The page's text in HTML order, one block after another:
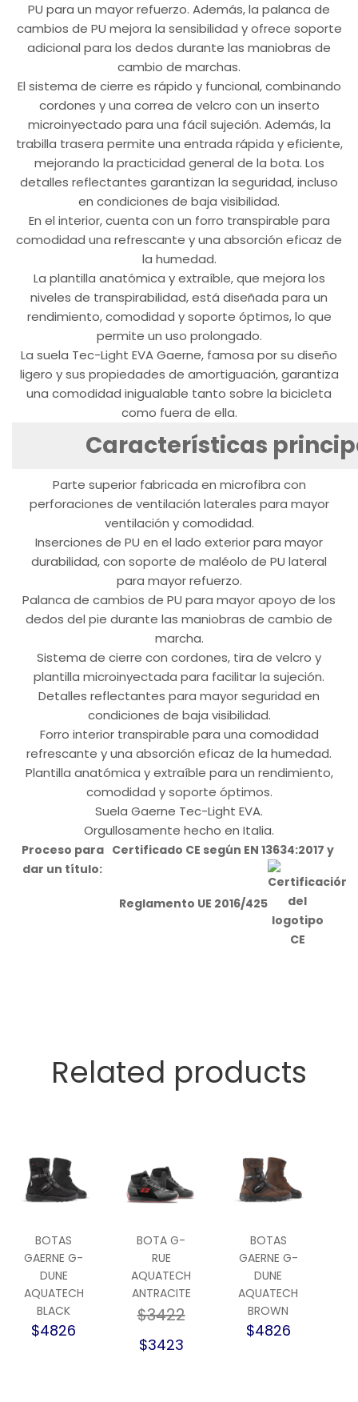
PU para un mayor refuerzo. Además, la palanca de
cambios de PU mejora la sensibilidad y ofrece soporte
adicional para los dedos durante las maniobras de
cambio de marchas.
El sistema de cierre es rápido y funcional, combinando
cordones y una correa de velcro con un inserto
microinyectado para una fácil sujeción. Además, la
trabilla trasera permite una entrada rápida y eficiente,
mejorando la practicidad general de la bota. Los
detalles reflectantes garantizan la seguridad, incluso
en condiciones de baja visibilidad.
En el interior, cuenta con un forro transpirable para
comodidad una refrescante y una absorción eficaz de
la humedad.
La plantilla anatómica y extraíble, que mejora los
niveles de transpirabilidad, está diseñada para un
rendimiento, comodidad y soporte óptimos, lo que
permite un uso prolongado.
La suela Tec-Light EVA Gaerne, famosa por su diseño
ligero y sus propiedades de amortiguación, garantiza
una comodidad inigualable tanto sobre la bicicleta
como fuera de ella.
Características
Parte superior fabricada en microfibra con
perforaciones de ventilación laterales para mayor
ventilación y comodidad.
Inserciones de PU en el lado exterior para mayor
durabilidad, con soporte de maléolo de PU lateral
para mayor refuerzo.
Palanca de cambios de PU para mayor apoyo de los
dedos del pie durante las maniobras de cambio de
marcha.
Sistema de cierre con cordones, tira de velcro y
plantilla microinyectada para facilitar la sujeción.
Detalles reflectantes para mayor seguridad en
condiciones de baja visibilidad.
Forro interior transpirable para una comodidad
refrescante y una absorción eficaz de la humedad.
Plantilla anatómica y extraíble para un rendimiento,
comodidad y soporte óptimos.
Suela Gaerne Tec-Light EVA.
Orgullosamente hecho en Italia.
Proceso para
dar un título:
Certificado CE según EN 13634:2017 y
Reglamento UE 2016/425
Related products
BOTAS
GAERNE G-
DUNE
AQUATECH
BLACK
$4826
BOTA G-
RUE
AQUATECH
ANTRACITE
$3422
$3423
BOTAS
GAERNE G-
DUNE
AQUATECH
BROWN
$4826